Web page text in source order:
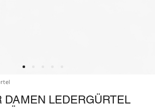
DAMEN LEDERGÜRTEL